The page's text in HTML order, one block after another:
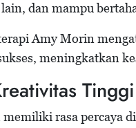
dan mampu
Amy Morin
meningkatkan
Tinggi
memiliki rasa percaya